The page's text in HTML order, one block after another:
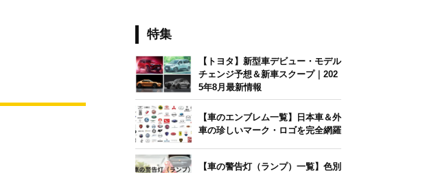
特集
【トヨタ】新型車デビュー・モデル
チェンジ予想＆新車スクープ｜202
5年8月最新情報
【車のエンブレム一覧】日本車＆外
車の珍しいマーク・ロゴを完全網羅
【車の警告灯（ランプ）一覧】色別